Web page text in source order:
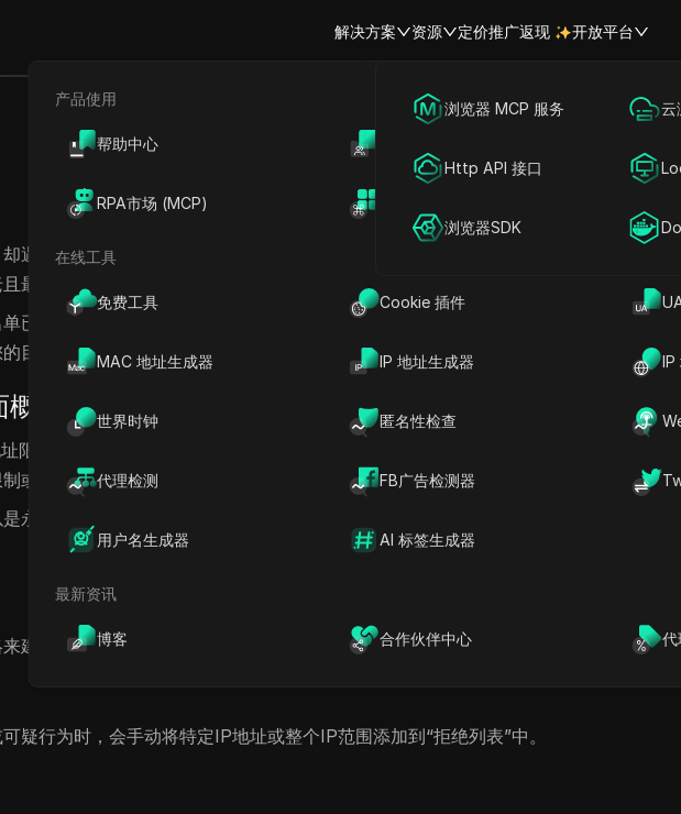
解决方案
海外社媒营销
广告投放
账号共享
资源
产品使用
帮助中心
RPA市场 (MCP)
在线工具
免费工具 Cookie 插件
MAC 地址生成器 IP 地址生成器 IP
世界时钟 匿名性检查
代理检测 FB广告检测器
用户名生成器 AI 标签生成器
最新资讯
博客 合作伙伴中心 代
定价推广返现 开放平台
浏览器 MCP 服务 云
Http API 接口
浏览器SDK
IP 黑名单
遇到“访问被拒绝”或“您的IP已被封禁”之类的消息？这种体验表明您遇到了
最普遍的方法之一。
已演变为一种高度复杂的做法，不仅影响个人，还影响企业、营销人员以及任何管理
目标是保护隐私还是管理大型网络项目，深入了解IP黑名单都至关重要。
述
限制对网站、服务器或在线服务访问的做法。当某个IP地址被列入黑名单时，来自该
或标记以进行进一步检查。
永久的，具有多种用途，包括阻止垃圾邮件发送者、缓解DDoS攻击、防止欺诈活动
建立和执行黑名单：
疑行为时，会手动将特定IP地址或整个IP范围添加到“拒绝列表”中。